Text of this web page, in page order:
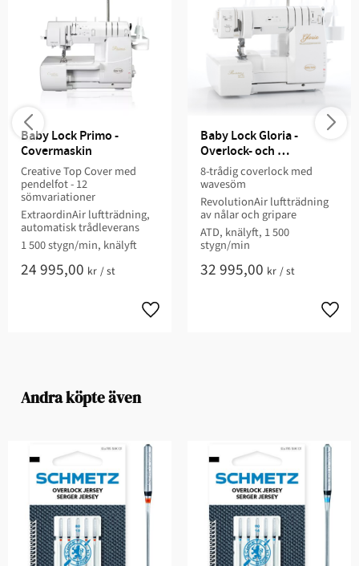
Baby Lock Primo -
Covermaskin
Creative Top Cover med
pendelfot - 12
sömvariationer
ExtraordinAir luftträdning,
automatisk trådleverans
1 500 stygn/min, knälyft
24 995,00 kr /st
Baby Lock Gloria -
Overlock- och
covermaskin
8-trådig coverlock med
wavesöm
RevolutionAir luftträdning
av nålar och gripare
ATD, knälyft, 1 500
stygn/min
32 995,00 kr /st
Andra köpte även